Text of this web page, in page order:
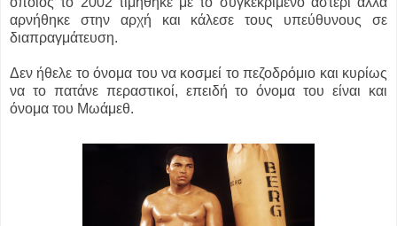
αρνήθηκε στην αρχή και κάλεσε τους υπεύθυνους σε
διαπραγμάτευση.
Δεν ήθελε το όνομα του να κοσμεί το πεζοδρόμιο και κυρίως
να το πατάνε περαστικοί, επειδή το όνομα του είναι και
όνομα του Μωάμεθ.